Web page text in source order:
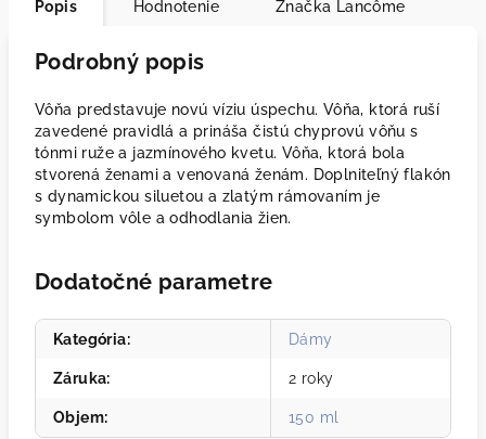
Popis Hodnotenie Značka Lancôme
Podrobný popis
Vôňa predstavuje novú víziu úspechu. Vôňa, ktorá ruší
zavedené pravidlá a prináša čistú chyprovú vôňu s
tónmi ruže a jazmínového kvetu. Vôňa, ktorá bola
stvorená ženami a venovaná ženám. Doplniteľný flakón
s dynamickou siluetou a zlatým rámovaním je
symbolom vôle a odhodlania žien.
Dodatočné parametre
Kategória: Dámy
Záruka: 2 roky
Objem: 150 ml